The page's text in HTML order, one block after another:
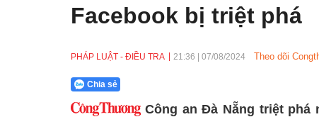
Facebook bị triệt phá
PHÁP LUẬT - ĐIỀU TRA 21:36 07/08/2024 Theo dõi
Chia sẻ
Công an Đà Nẵng triệt phá